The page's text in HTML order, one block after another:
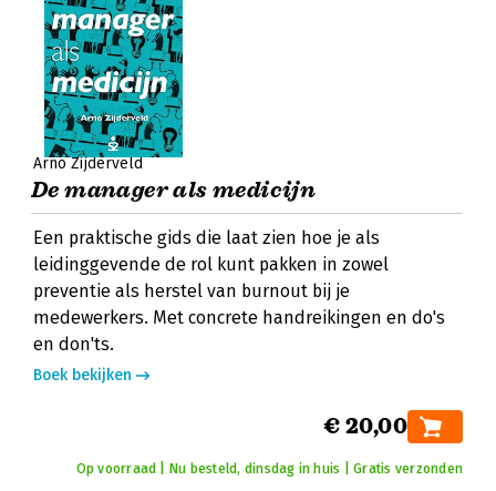
Arno Zijderveld
De manager als medicijn
Een praktische gids die laat zien hoe je als
leidinggevende de rol kunt pakken in zowel
preventie als herstel van burnout bij je
medewerkers. Met concrete handreikingen en do's
en don'ts.
Boek bekijken
€ 20,00
Op voorraad | Nu besteld, dinsdag in huis | Gratis verzonden